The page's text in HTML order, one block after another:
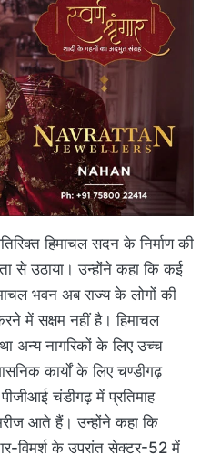
हिमाचल सदन के निर्माण की
से उठाया। उन्होंने कहा कि कई
भवन अब राज्य के लोगों की
में सक्षम नहीं है। हिमाचल
अन्य नागरिकों के लिए उच्च
कार्यों के लिए चण्डीगढ़
चंडीगढ़ में प्रतिमाह
आते हैं। उन्होंने कहा कि
विमर्श के उपरांत सेक्टर-52 में